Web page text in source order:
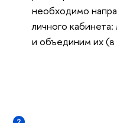
необходимо
личного
и объединим их